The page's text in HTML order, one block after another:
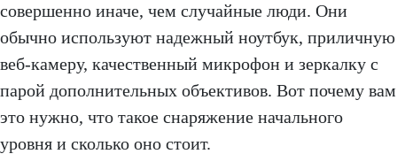
совершенно иначе, чем случайные люди. Они
обычно используют надежный ноутбук, приличную
веб-камеру, качественный микрофон и зеркалку с
парой дополнительных объективов. Вот почему вам
это нужно, что такое снаряжение начального
уровня и сколько оно стоит.